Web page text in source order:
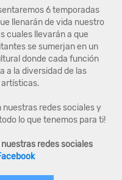
6 temporadas
llenarán de vida nuestro
cuales llevarán a que
se sumerjan en un
donde cada función
a la diversidad de las
nuestras redes sociales y
lo que tenemos para ti!
redes sociales